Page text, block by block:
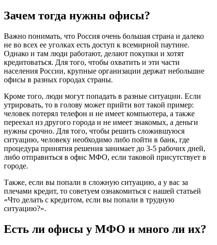
Зачем тогда нужны офисы?
Важно понимать, что Россия очень большая страна и далеко
не во всех ее уголках есть доступ к всемирной паутине.
Однако и там люди работают, делают покупки и хотят
кредитоваться. Для того, чтобы охватить и эти части
населения России, крупные организации держат небольшие
офисы в разных городах страны.
Кроме того, люди могут попадать в разные ситуации. Если
утрировать, то в голову может прийти вот такой пример:
человек потерял телефон и не имеет компьютера, а также
переехал из другого города и не имеет знакомых, а деньги
нужны срочно. Для того, чтобы решить сложившуюся
ситуацию, человеку необходимо либо пойти в банк, где
процедура принятия решения занимает до 3-5 рабочих дней,
либо отправиться в офис МФО, если таковой присутствует в
городе.
Также, если вы попали в сложную ситуацию, а у вас за
плечами кредит, то советуем ознакомиться с нашей статьей
«Что делать с кредитом, если вы попали в трудную
ситуацию?».
Есть ли офисы у МФО и много ли их?